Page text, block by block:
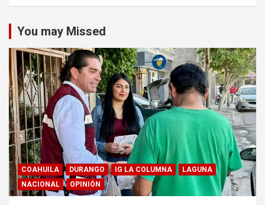
You may Missed
COAHUILA DURANGO IG LA COLUMNA
LAGUNA
NACIONAL
OPINIÓN